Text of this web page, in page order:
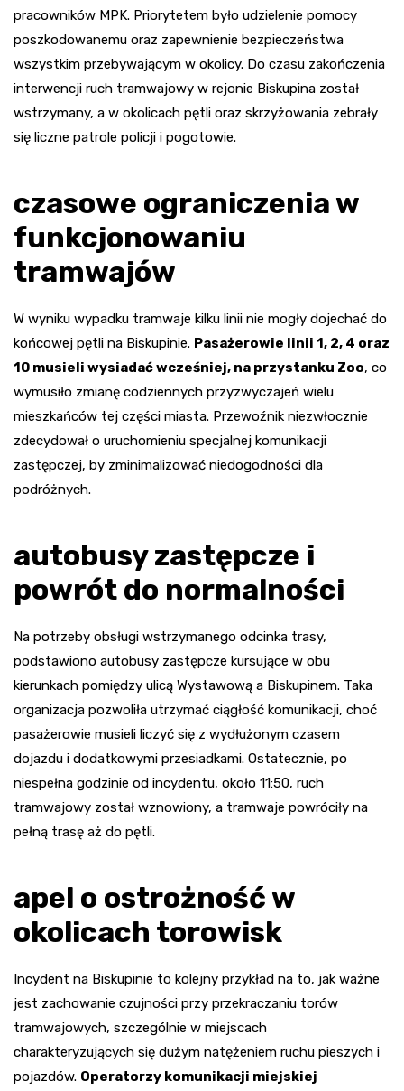
pracowników MPK. Priorytetem było udzielenie pomocy
poszkodowanemu oraz zapewnienie bezpieczeństwa
wszystkim przebywającym w okolicy. Do czasu zakończenia
interwencji ruch tramwajowy w rejonie Biskupina został
wstrzymany, a w okolicach pętli oraz skrzyżowania zebrały
się liczne patrole policji i pogotowie.
czasowe ograniczenia w
funkcjonowaniu
tramwajów
W wyniku wypadku tramwaje kilku linii nie mogły dojechać do
końcowej pętli na Biskupinie. Pasażerowie linii 1, 2, 4 oraz
10 musieli wysiadać wcześniej, na przystanku Zoo, co
wymusiło zmianę codziennych przyzwyczajeń wielu
mieszkańców tej części miasta. Przewoźnik niezwłocznie
zdecydował o uruchomieniu specjalnej komunikacji
zastępczej, by zminimalizować niedogodności dla
podróżnych.
autobusy zastępcze i
powrót do normalności
Na potrzeby obsługi wstrzymanego odcinka trasy,
podstawiono autobusy zastępcze kursujące w obu
kierunkach pomiędzy ulicą Wystawową a Biskupinem. Taka
organizacja pozwoliła utrzymać ciągłość komunikacji, choć
pasażerowie musieli liczyć się z wydłużonym czasem
dojazdu i dodatkowymi przesiadkami. Ostatecznie, po
niespełna godzinie od incydentu, około 11:50, ruch
tramwajowy został wznowiony, a tramwaje powróciły na
pełną trasę aż do pętli.
apel o ostrożność w
okolicach torowisk
Incydent na Biskupinie to kolejny przykład na to, jak ważne
jest zachowanie czujności przy przekraczaniu torów
tramwajowych, szczególnie w miejscach
charakteryzujących się dużym natężeniem ruchu pieszych i
pojazdów. Operatorzy komunikacji miejskiej